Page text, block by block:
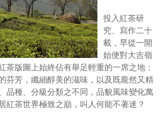
投入紅茶研
究、寫作二十
載，早從一開
始便對大吉嶺
茶版圖上始終佔有舉足輕重的一席之地：
芬芳，纖細醇美的滋味，以及既龐然又精
品種、分級分類之不同，品貌風味變化萬
紅茶世界極致之巔，叫人何能不著迷？